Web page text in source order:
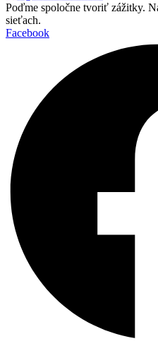
Poďme spoločne tvoriť zážitky.
sieťach.
Facebook